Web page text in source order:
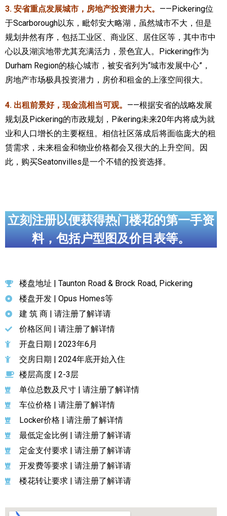
3. 安省重点发展城市，房地产投资潜力大。 ——Pickering位
于Scarborough以东，毗邻安大略湖，虽然城市不大，但是
规划井然有序，包括工业区、商业区、居住区等，其中市中
心以及湖滨地带尤其充满活力，景色宜人。Pickering作为
Durham Region的核心城市，被安省列为“城市发展中心”，
房地产市场极具投资潜力，房价和租金的上涨空间很大。
4. 出租前景好，现金流相当可观。 ——根据安省的战略发展
规划及Pickering的市政规划，Pikering未来20年内将成为就
业和人口增长的主要枢纽。相信社区落成后将面临庞大的租
赁需求，未来租金和物业价格都会又很大的上升空间。因
此，购买Seatonvilles是一个不错的投资选择。
立刻注册以便获得热门楼花的第一手资
料，包括户型图及价目表等。
楼盘地址 | Taunton Road & Brock Road, Pickering
楼盘开发 | Opus Homes等
建 筑 商 | 请注册了解详请
价格区间 | 请注册了解详情
开盘日期 | 2023年6月
交房日期 | 2024年底开始入住
楼层高度 | 2-3层
单位总数及尺寸 | 请注册了解详情
车位价格 | 请注册了解详情
Locker价格 | 请注册了解详情
最低定金比例 | 请注册了解详请
定金支付要求 | 请注册了解详请
开发费等要求 | 请注册了解详请
楼花转让要求 | 请注册了解详请